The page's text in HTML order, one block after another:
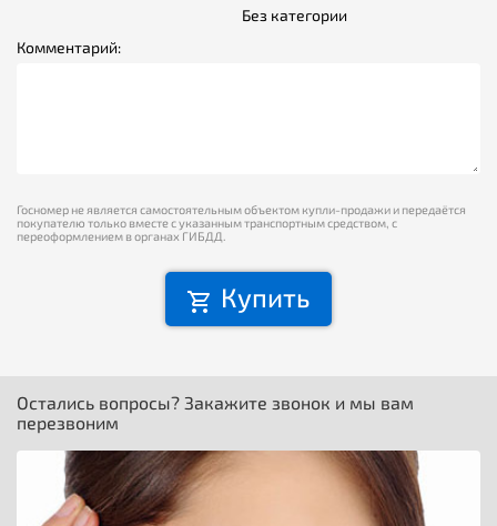
Без категории
Комментарий:
Госномер не является самостоятельным объектом купли-продажи и передаётся
покупателю только вместе с указанным транспортным средством, с
переоформлением в органах ГИБДД.
Купить
Остались вопросы? Закажите звонок и мы вам
перезвоним